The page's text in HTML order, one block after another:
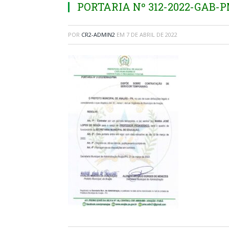
PORTARIA Nº 312-2022-GAB-
POR CR2-ADMIN2 EM 7 DE ABRIL DE 2022